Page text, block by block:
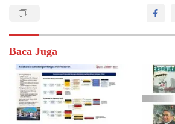
Baca Juga